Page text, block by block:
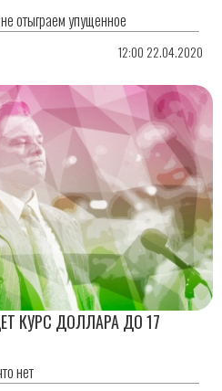
отыграем упущенное
12:00 22.04.2020
КУРС ДОЛЛАРА ДО 17
нет